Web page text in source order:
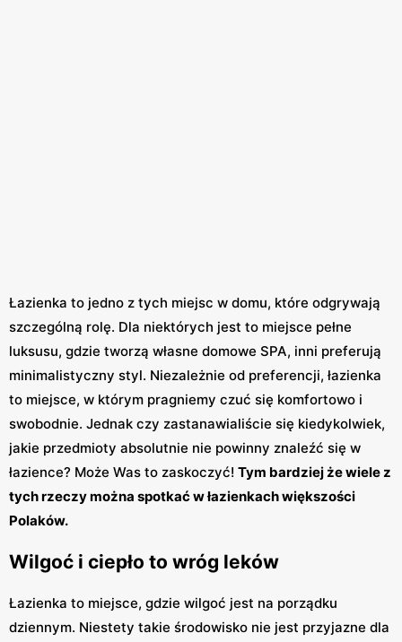
Łazienka to jedno z tych miejsc w domu, które odgrywają
szczególną rolę. Dla niektórych jest to miejsce pełne
luksusu, gdzie tworzą własne domowe SPA, inni preferują
minimalistyczny styl. Niezależnie od preferencji, łazienka
to miejsce, w którym pragniemy czuć się komfortowo i
swobodnie. Jednak czy zastanawialiście się kiedykolwiek,
jakie przedmioty absolutnie nie powinny znaleźć się w
łazience? Może Was to zaskoczyć! Tym bardziej że wiele z
tych rzeczy można spotkać w łazienkach większości
Polaków.
Wilgoć i ciepło to wróg leków
Łazienka to miejsce, gdzie wilgoć jest na porządku
dziennym. Niestety takie środowisko nie jest przyjazne dla